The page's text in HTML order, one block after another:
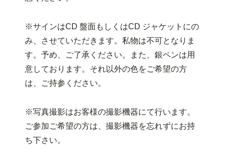
※サインはCD 盤面もしくはCD ジャケットにの
み、させていただきます。私物は不可となりま
す。予め、ご了承ください。また、銀ペンは用
意しております。それ以外の色をご希望の方
は、ご持参ください。
※写真撮影はお客様の撮影機器にて行います。
ご参加ご希望の方は、撮影機器を忘れずにお持
ち下さい。